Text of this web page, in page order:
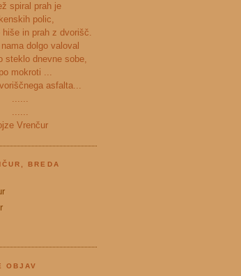
spiral prah je
polic,
in prah z dvorišč.
dolgo valoval
steklo dnevne sobe,
mokroti ...
asfalta...
......
......
Vrenčur
BREDA
OBJAV